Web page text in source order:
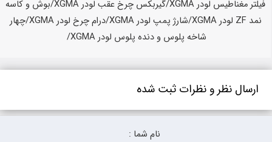
ارسال نظر و نظرات ثبت شده
نام شما :